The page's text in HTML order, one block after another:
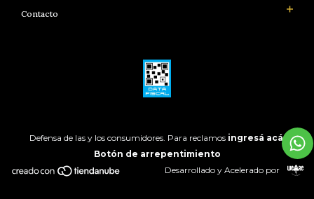
Contacto
Defensa de las y los consumidores. Para reclamos ingresá acá.
Botón de arrepentimiento
Desarrollado y Acelerado por